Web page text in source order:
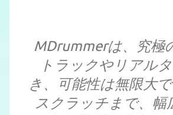
MDrummerは、究極
トラックやリアル
き、可能性は無限大
スクラッチまで、